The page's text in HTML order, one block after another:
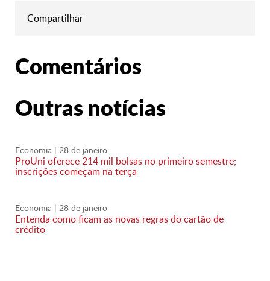
Compartilhar
Comentários
Outras notícias
Economia | 28 de janeiro
ProUni oferece 214 mil bolsas no primeiro semestre;
inscrições começam na terça
Economia | 28 de janeiro
Entenda como ficam as novas regras do cartão de
crédito